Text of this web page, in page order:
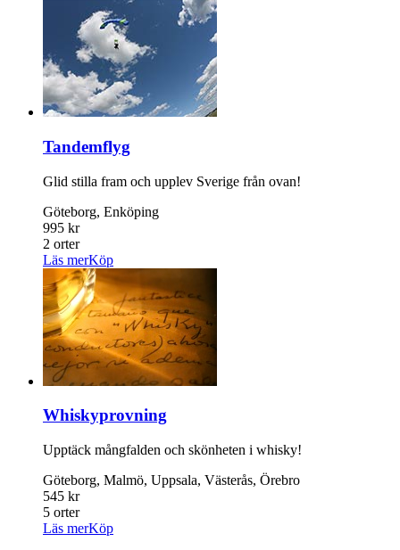
Tandemflyg
Glid stilla fram och upplev Sverige från ovan!
Göteborg, Enköping
995 kr
2 orter
Läs merKöp
Whiskyprovning
Upptäck mångfalden och skönheten i whisky!
Göteborg, Malmö, Uppsala, Västerås, Örebro
545 kr
5 orter
Läs merKöp